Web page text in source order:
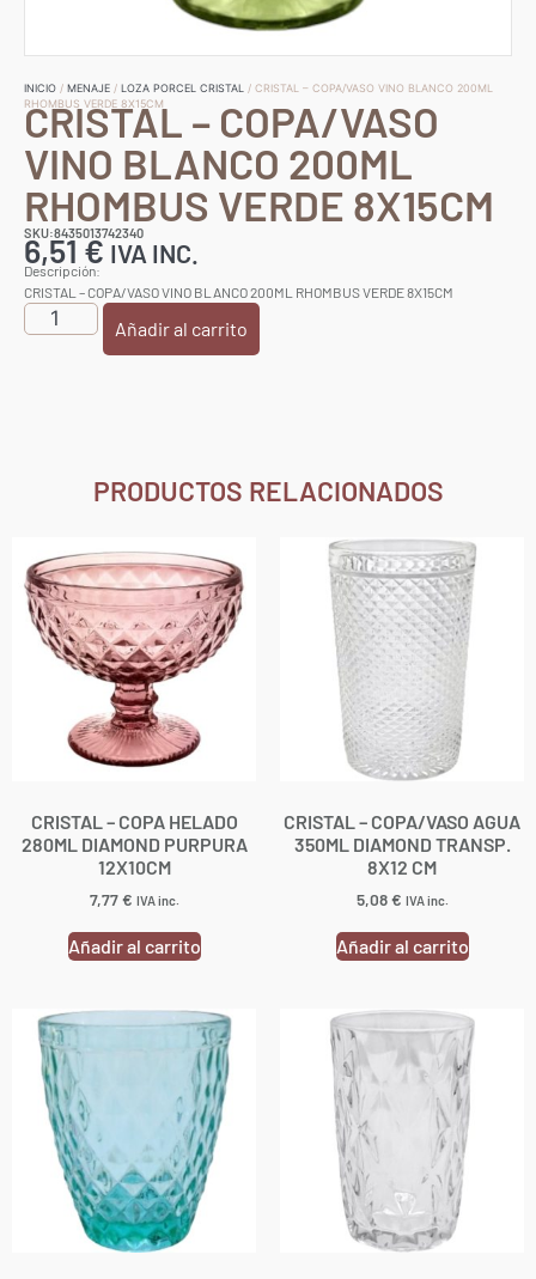
INICIO / MENAJE / LOZA PORCEL CRISTAL
/ CRISTAL – COPA/VASO VINO BLANCO 200ML
RHOMBUS VERDE 8X15CM
CRISTAL – COPA/VASO
VINO BLANCO 200ML
RHOMBUS VERDE 8X15CM
SKU:8435013742340
6,51€ IVA INC.
Descripción:
CRISTAL – COPA/VASO VINO BLANCO 200ML RHOMBUS VERDE 8X15CM
Añadir al carrito
PRODUCTOS RELACIONADOS
CRISTAL – COPA HELADO
280ML DIAMOND PURPURA
12X10CM
7,77€ IVA inc.
Añadir al carrito
CRISTAL – COPA/VASO AGUA
350ML DIAMOND TRANSP.
8X12 CM
5,08€ IVA inc.
Añadir al carrito